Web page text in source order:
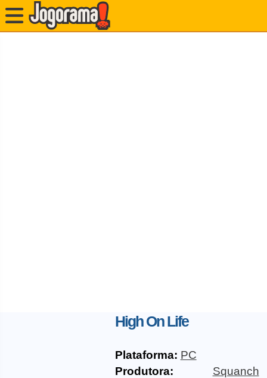
High On Life
Plataforma: PC
Produtora:
Squanch